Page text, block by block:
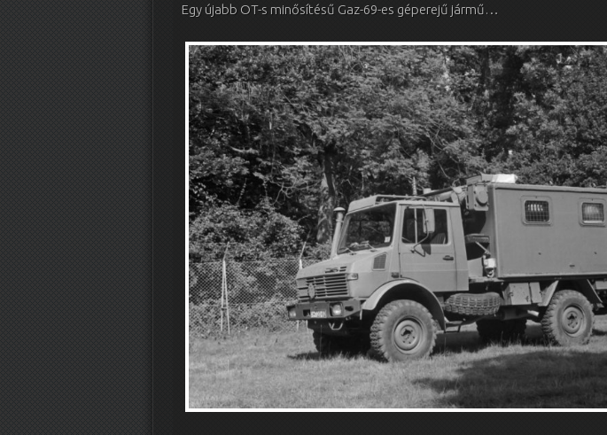
Egy újabb OT-s minősítésű Gaz-69-es géperejű jármű…